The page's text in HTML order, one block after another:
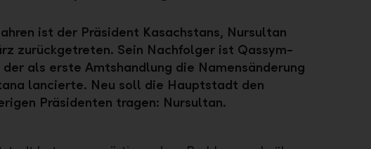
ist der Präsident Kasachstans, Nursultan
zurückgetreten. Sein Nachfolger ist Qassym-
als erste Amtshandlung die Namensänderung
lancierte. Neu soll die Hauptstadt den
Präsidenten tragen: Nursultan.